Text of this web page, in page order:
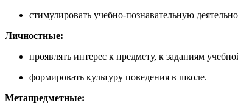
стимулировать учебно-познавательную
Личностные:
проявлять интерес к предмету, к заданиям
формировать культуру поведения в школе.
Метапредметные: